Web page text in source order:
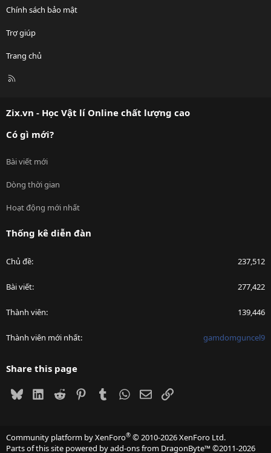
Chính sách bảo mật
Trợ giúp
Trang chủ
R
Zix.vn - Học Vật lí Online chất lượng cao
Có gì mới?
Bài viết mới
Dòng thời gian
Hoạt động mới nhất
Thống kê diễn đàn
Chủ đề 237,512
Bài viết 277,422
Thành viên 139,446
Thành viên mới nhất gamdomguncel9
Share this page
BlueskyLinkedIn
Reddit PinterestTumblrWhatsApp
EmailLink
Community platform by XenForo® © 2010-2026 XenForo Ltd.
Parts of this site powered byadd-ons from DragonByte™©2011-2026